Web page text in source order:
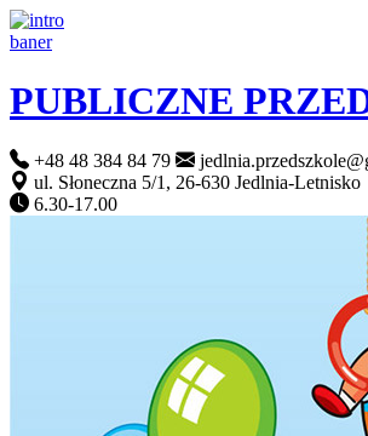
PUBLICZNE
+48 48 384 84 79
ul. Słoneczna 5/1, 26-630 Jedlnia-Letnisko
6.30-17.00